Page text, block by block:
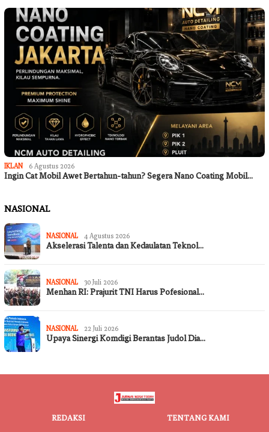
IKLAN 6 Agustus 2026
Ingin Cat Mobil Awet Bertahun-tahun? Segera Nano Coating Mobil…
NASIONAL
NASIONAL 4 Agustus 2026
Akselerasi Talenta dan Kedaulatan Teknol…
NASIONAL 30 Juli 2026
Menhan RI: Prajurit TNI Harus Pofesional…
NASIONAL 22 Juli 2026
Upaya Sinergi Komdigi Berantas Judol Dia…
REDAKSI
TENTANG KAMI